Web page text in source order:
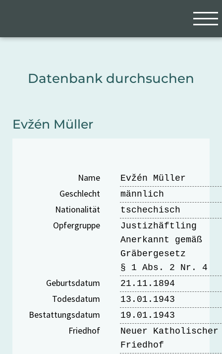
Datenbank durchsuchen
Evžén Müller
Name Evžén Müller
Geschlecht männlich
Nationalität tschechisch
Opfergruppe
Justizhäftling
Anerkannt gemäß
Gräbergesetz
§ 1 Abs. 2 Nr. 4
Geburtsdatum 21.11.1894
Todesdatum 13.01.1943
Bestattungsdatum 19.01.1943
Friedhof
Neuer Katholischer
Friedhof